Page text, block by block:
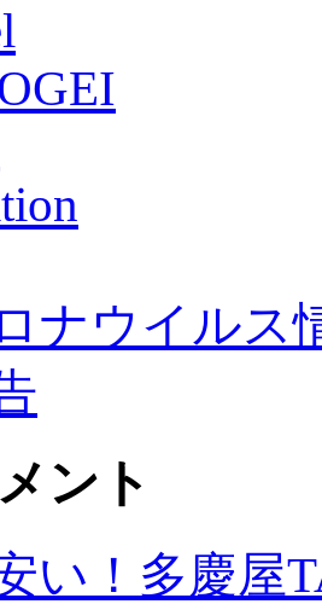
ナウイルス
ント
い！多慶屋